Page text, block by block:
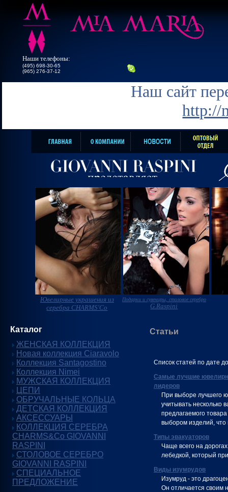
Наши телефоны:
(495) 698-30-65
(965) 276-37-12
Наш сайт
http://
Ювелирные украшения из
серебра CHARMS'Co
Подарки и сувениры, столовое серебро
G.Raspini
Каталог
ЖЕНСКАЯ КОЛЛЕКЦИЯ
Новая коллекция Ciaravolo
Коллекция Santagostino
Коллекция Nimei
МУЖСКАЯ КОЛЛЕКЦИЯ
ЦЕПИ
ОБРУЧАЛЬНЫЕ КОЛЬЦА
ДЕТСКАЯ КОЛЛЕКЦИЯ
АКСЕССУАРЫ
КОЛЛЕКЦИЯ СЕРЕБРА
CHARMS&Co GIOVANNI
RASPINI
СТОЛОВОЕ СЕРЕБРО
GIOVANNI RASPINI
СПЕЦИАЛЬНОЕ
ПРЕДЛОЖЕНИЕ
Статьи
Список статей по дате
Самые лучшие
лидеров
При выборе лучшего
учитывать несколько
предлагаемого
выбором изделий, что
Типы эвакуаторов
Чаще всего на
лебедкой, который
Виды изумрудов
Изумруд - это
Он отличается своим